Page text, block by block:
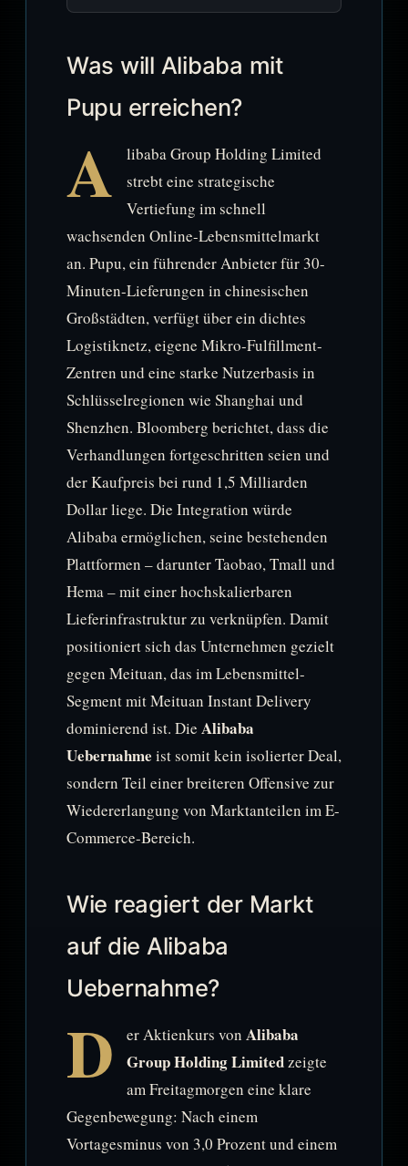
Was will Alibaba mit
Pupu erreichen?
A
libaba Group Holding Limited
strebt eine strategische
Vertiefung im schnell
wachsenden Online-Lebensmittelmarkt
an. Pupu, ein führender Anbieter für 30-
Minuten-Lieferungen in chinesischen
Großstädten, verfügt über ein dichtes
Logistiknetz, eigene Mikro-Fulfillment-
Zentren und eine starke Nutzerbasis in
Schlüsselregionen wie Shanghai und
Shenzhen. Bloomberg berichtet, dass die
Verhandlungen fortgeschritten seien und
der Kaufpreis bei rund 1,5 Milliarden
Dollar liege. Die Integration würde
Alibaba ermöglichen, seine bestehenden
Plattformen – darunter Taobao, Tmall und
Hema – mit einer hochskalierbaren
Lieferinfrastruktur zu verknüpfen. Damit
positioniert sich das Unternehmen gezielt
gegen Meituan, das im Lebensmittel-
Segment mit Meituan Instant Delivery
dominierend ist. Die Alibaba
Uebernahme ist somit kein isolierter Deal,
sondern Teil einer breiteren Offensive zur
Wiedererlangung von Marktanteilen im E-
Commerce-Bereich.
Wie reagiert der Markt
auf die Alibaba
Uebernahme?
D er Aktienkurs von Alibaba
Group Holding Limitedzeigte
am Freitagmorgen eine klare
Gegenbewegung: Nach einem
Vortagesminus von 3,0 Prozent und einem